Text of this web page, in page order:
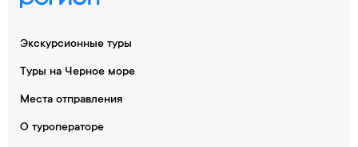
Экскурсионные туры
Туры на Черное море
Места отправления
О туроператоре